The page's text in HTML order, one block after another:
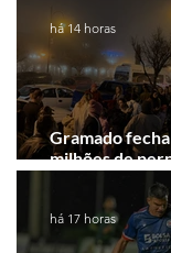
Gramado
milhões de
Junho desponta!
há 14 horas
há 17 horas